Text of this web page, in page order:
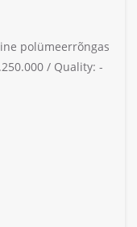
polümeerrõngas
/ Quality: -